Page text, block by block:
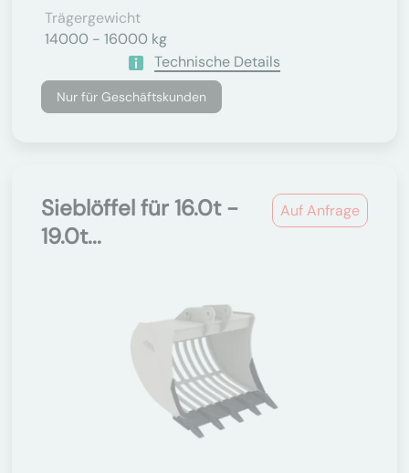
Trägergewicht
14000 - 16000 kg
Technische Details
Nur für Geschäftskunden
Auf Anfrage
Sieblöffel für 16.0t -
19.0t...